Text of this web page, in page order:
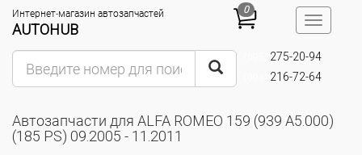
Toggle
0
Интернет-магазин автозапчастей
AUTOHUB
275-20-94
216-72-64
Автозапчасти для ALFA ROMEO 159 (939 A5.000)
(185 PS) 09.2005 - 11.2011